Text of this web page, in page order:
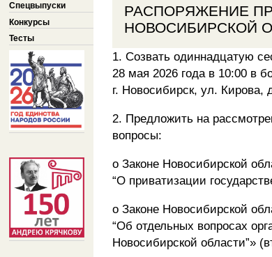
Спецвыпуски
Конкурсы
Тесты
РАСПОРЯЖЕНИЕ
НОВОСИБИРСКОЙ
1. Созвать одиннадцатую
28 мая 2026 года в 10:00 в
г. Новосибирск, ул. Кирова,
2. Предложить на
вопросы:
о Законе Новосибирской
“О приватизации
о Законе Новосибирской
“Об отдельных вопросах
Новосибирской области”»